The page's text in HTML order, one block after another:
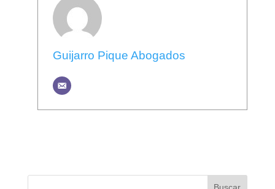
Guijarro Pique Abogados